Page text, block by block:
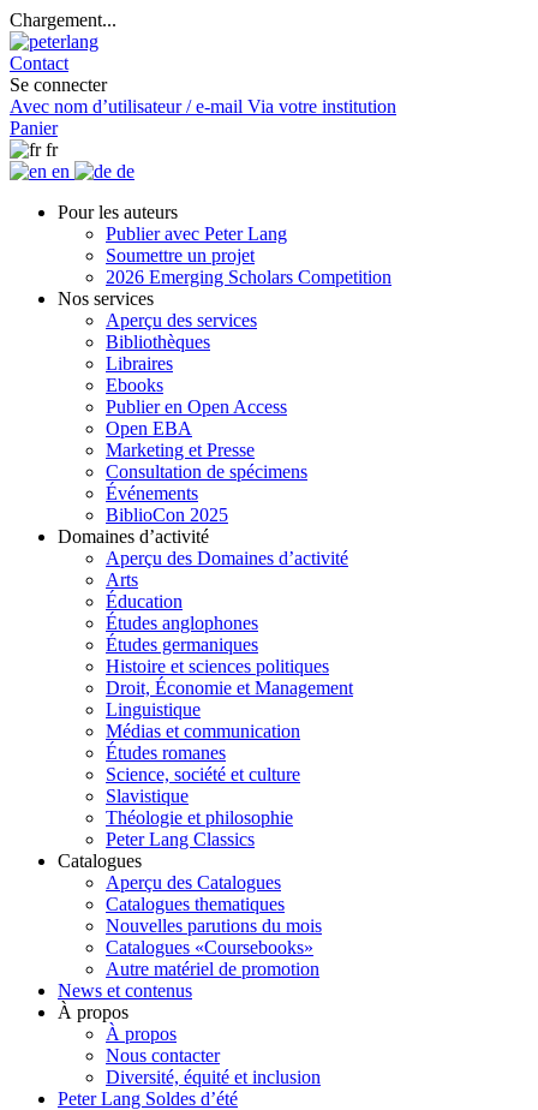
Chargement...
Contact
Se connecter
Avec nom d’utilisateur / e-mail Via votre institution
Panier
fr
en
de
Pour les auteurs
Publier avec Peter Lang
Soumettre un projet
2026 Emerging Scholars Competition
Nos services
Aperçu des services
Bibliothèques
Libraires
Ebooks
Publier en Open Access
Open EBA
Marketing et Presse
Consultation de spécimens
Événements
BiblioCon 2025
Domaines d’activité
Aperçu des Domaines d’activité
Arts
Éducation
Études anglophones
Études germaniques
Histoire et sciences politiques
Droit, Économie et Management
Linguistique
Médias et communication
Études romanes
Science, société et culture
Slavistique
Théologie et philosophie
Peter Lang Classics
Catalogues
Aperçu des Catalogues
Catalogues thematiques
Nouvelles parutions du mois
Catalogues «Coursebooks»
Autre matériel de promotion
News et contenus
À propos
À propos
Nous contacter
Diversité, équité et inclusion
Peter Lang Soldes d’été